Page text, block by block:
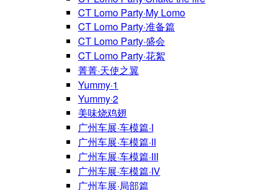
CT Lomo Party·My Lomo
CT Lomo Party·准备篇
CT Lomo Party·盛会
CT Lomo Party·花絮
菁菁·天使之翼
Yummy·1
Yummy·2
美味烧鸡翅
广州车展·车模篇·I
广州车展·车模篇·II
广州车展·车模篇·III
广州车展·车模篇·IV
广州车展·局部篇